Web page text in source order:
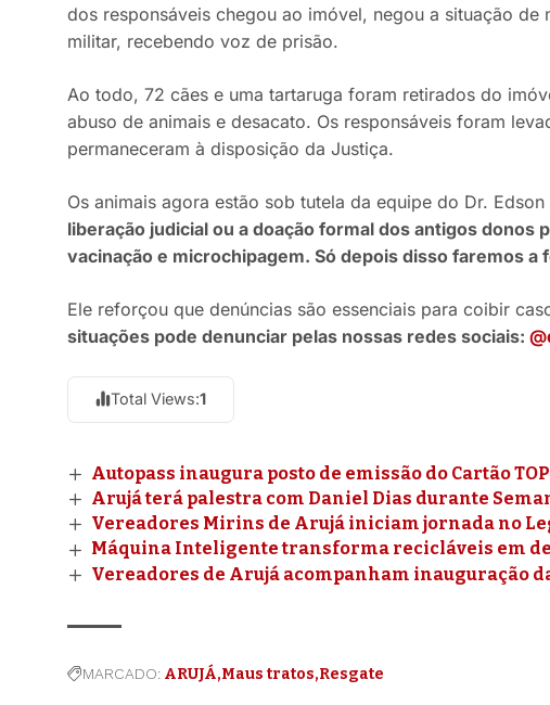
dos responsáveis chegou ao imóvel, negou a situação de
militar, recebendo voz de prisão.
Ao todo, 72 cães e uma tartaruga foram retirados do
abuso de animais e desacato. Os responsáveis foram
permaneceram à disposição da Justiça.
Os animais agora estão sob tutela da equipe do Dr. Edson
liberação judicial ou a doação formal dos antigos donos
vacinação e microchipagem. Só depois disso faremos a
Ele reforçou que denúncias são essenciais para coibir
situações pode denunciar pelas nossas redes sociais:
Total Views:1
Autopass inaugura posto de emissão do Cartão
Arujá terá palestra com Daniel Dias durante
Vereadores Mirins de Arujá iniciam jornada no
Máquina Inteligente transforma recicláveis em
Vereadores de Arujá acompanham inauguração
MARCADO: ARUJÁ Maus tratos Resgate